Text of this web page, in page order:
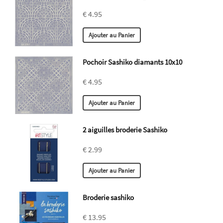
€ 4.95
Pochoir Sashiko diamants 10x10
€ 4.95
2 aiguilles broderie Sashiko
€ 2.99
Broderie sashiko
€ 13.95